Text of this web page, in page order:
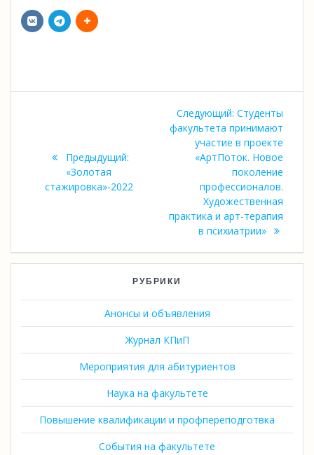
записям
Предыдущий:
Предыдущая
запись:
«Золотая
стажировка»-2022
Следующий: Следующая
запись:
Студенты
факультета принимают
участие в проекте
«АртПоток. Новое
поколение
профессионалов.
Художественная
практика и арт-терапия
в психиатрии»
РУБРИКИ
Анонсы и объявления
Журнал КПиП
Мероприятия для абитуриентов
Наука на факультете
Повышение квалификации и профпереподготвка
События на факультете